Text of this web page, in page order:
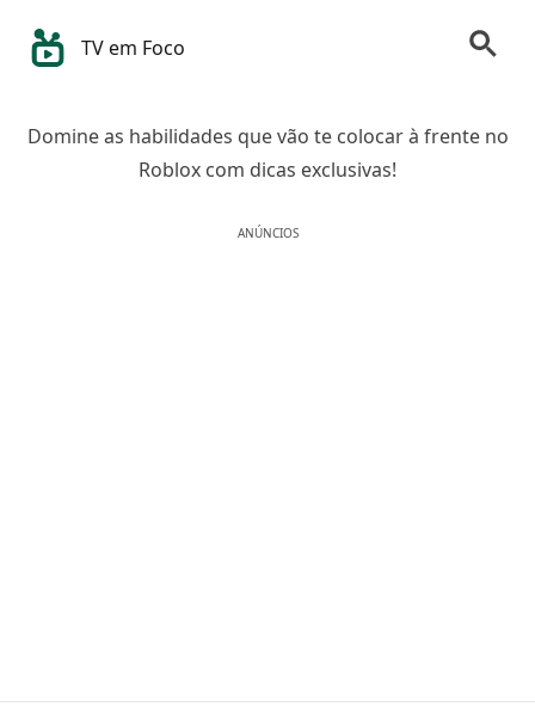
TV em Foco
Domine as habilidades que vão te colocar à frente no
Roblox com dicas exclusivas!
ANÚNCIOS